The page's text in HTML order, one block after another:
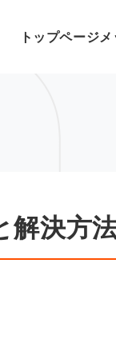
トップページ
解決方